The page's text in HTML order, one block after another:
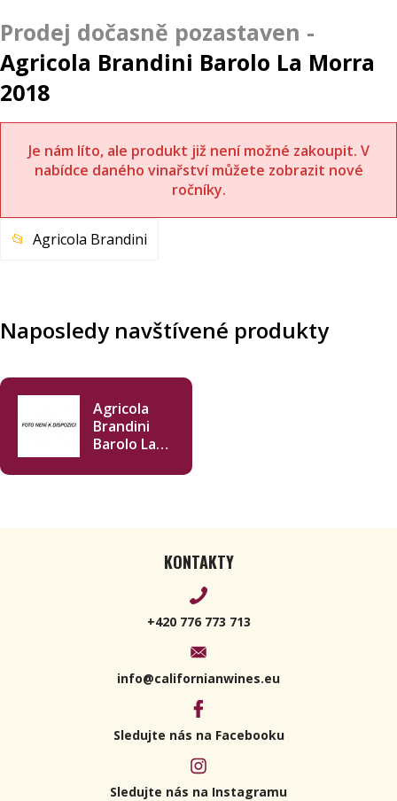
Agricola Brandini Barolo La Morra
2018
Je nám líto, ale produkt již není možné zakoupit. V
nabídce daného vinařství můžete zobrazit nové
ročníky.
Agricola Brandini
Naposledy navštívené produkty
Agricola
Brandini
Barolo La
KONTAKTY
+420 776 773 713
info@californianwines.eu
Sledujte nás na Facebooku
Sledujte nás na Instagramu